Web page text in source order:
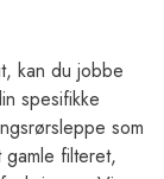
kan du jobbe
spesifikke
som
filteret,